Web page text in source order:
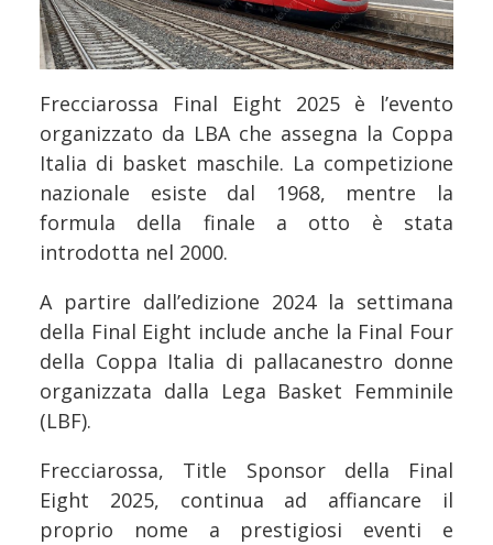
Frecciarossa Final Eight 2025 è l’evento
organizzato da LBA che assegna la Coppa
Italia di basket maschile. La competizione
nazionale esiste dal 1968, mentre la
formula della finale a otto è stata
introdotta nel 2000.
A partire dall’edizione 2024 la settimana
della Final Eight include anche la Final Four
della Coppa Italia di pallacanestro donne
organizzata dalla Lega Basket Femminile
(LBF).
Frecciarossa, Title Sponsor della Final
Eight 2025, continua ad affiancare il
proprio nome a prestigiosi eventi e